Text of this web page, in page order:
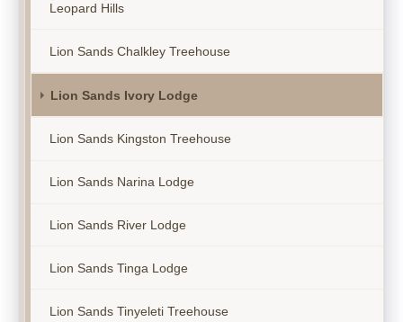
Leopard Hills
Lion Sands Chalkley Treehouse
Lion Sands Ivory Lodge
Lion Sands Kingston Treehouse
Lion Sands Narina Lodge
Lion Sands River Lodge
Lion Sands Tinga Lodge
Lion Sands Tinyeleti Treehouse